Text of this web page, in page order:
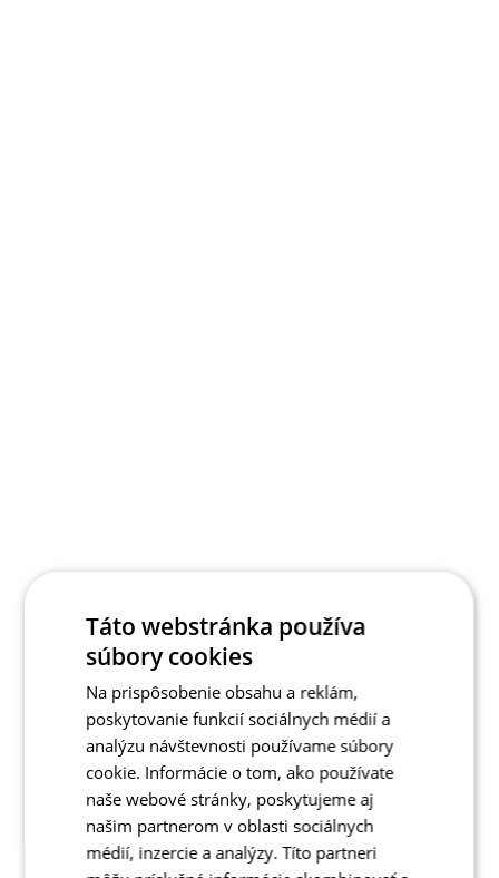
Táto webstránka používa
súbory cookies
Na prispôsobenie obsahu a reklám,
poskytovanie funkcií sociálnych médií a
analýzu návštevnosti používame súbory
cookie. Informácie o tom, ako používate
naše webové stránky, poskytujeme aj
našim partnerom v oblasti sociálnych
médií, inzercie a analýzy. Títo partneri